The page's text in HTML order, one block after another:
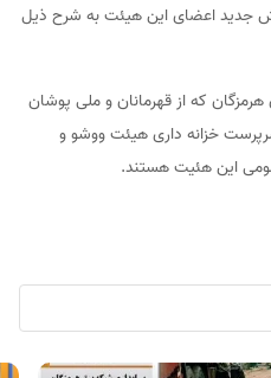
جدید اعضای این هیئت به شرح ذیل
که از قهرمانان و ملی پوشان
خزانه داری هیئت ووشو و
این هئیت هستند.